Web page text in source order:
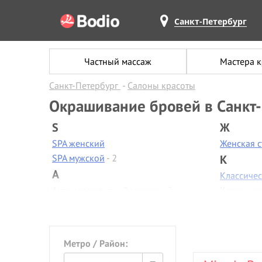
Санкт-Петербург
Частный массаж Мастера
Санкт-Петербург Салоны красоты
Окрашивание бровей в
S
SPA женский
SPA мужской - 2
А
Аппаратная косметология
Ж
Женская
К
Метро / Район: